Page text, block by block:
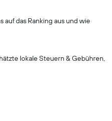
auf das Ranking aus und wie
lokale Steuern & Gebühren,